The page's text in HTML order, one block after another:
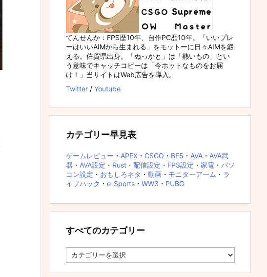
てんせんか：FPS歴10年、自作PC歴10年。「いいプレ
ーはいいAIMから生まれる」をモットーに日々AIMを鍛
える。佐賀県出身。「ぬっかと」は「熱いもの」とい
う意味でキャッチコピーは「今ホットなものをお届
け！」当サイトはWeb広告を導入。
Twitter / Youtube
カテゴリー早見表
ゲームレビュー ・ APEX ・ CSGO ・ BF5 ・ AVA ・ AVA武
器 ・ AVA設定 ・ Rust ・ 配信設定 ・ FPS設定 ・ 家電 ・ パソ
コン設定 ・ おもしろネタ ・ 動画 ・ モニターアーム ・ ラ
イフハック ・ e-Sports ・ WW3 ・ PUBG
すべてのカテゴリー
べ